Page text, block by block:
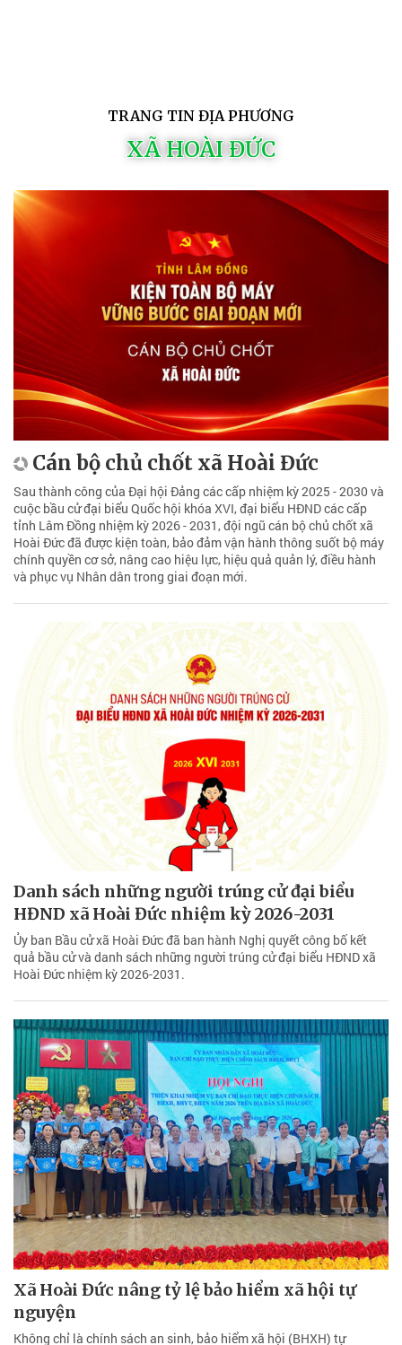
TRANG TIN ĐỊA PHƯƠNG
XÃ HOÀI ĐỨC
Cán bộ chủ chốt xã Hoài Đức
Sau thành công của Đại hội Đảng các cấp nhiệm kỳ 2025 - 2030 và
cuộc bầu cử đại biểu Quốc hội khóa XVI, đại biểu HĐND các cấp
tỉnh Lâm Đồng nhiệm kỳ 2026 - 2031, đội ngũ cán bộ chủ chốt xã
Hoài Đức đã được kiện toàn, bảo đảm vận hành thông suốt bộ máy
chính quyền cơ sở, nâng cao hiệu lực, hiệu quả quản lý, điều hành
và phục vụ Nhân dân trong giai đoạn mới.
Danh sách những người trúng cử đại biểu
HĐND xã Hoài Đức nhiệm kỳ 2026-2031
Ủy ban Bầu cử xã Hoài Đức đã ban hành Nghị quyết công bố kết
quả bầu cử và danh sách những người trúng cử đại biểu HĐND xã
Hoài Đức nhiệm kỳ 2026-2031.
Xã Hoài Đức nâng tỷ lệ bảo hiểm xã hội tự
nguyện
Không chỉ là chính sách an sinh, bảo hiểm xã hội (BHXH) tự